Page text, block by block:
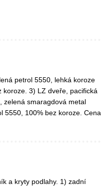
petrol 5550, lehká koroze
3) LZ dveře, pacifická
zelená smaragdová metal
5550, 100% bez koroze. Cena
a kryty podlahy. 1) zadní